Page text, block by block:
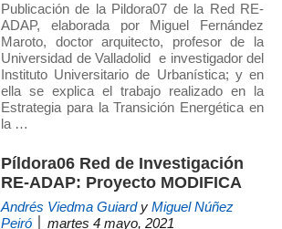
Publicación de la Pildora07 de la Red RE-
ADAP, elaborada por Miguel Fernández
Maroto, doctor arquitecto, profesor de la
Universidad de Valladolid e investigador del
Instituto Universitario de Urbanística; y en
ella se explica el trabajo realizado en la
Estrategia para la Transición Energética en
la …
Píldora06 Red de Investigación
RE-ADAP: Proyecto MODIFICA
Andrés Viedma Guiardy Miguel Núñez
Peiró │ martes 4 mayo, 2021